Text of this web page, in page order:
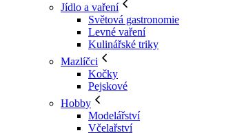
Jídlo a vaření
Světová gastronomie
Levné vaření
Kulinářské triky
Mazlíčci
Kočky
Pejskové
Hobby
Modelářství
Včelařství